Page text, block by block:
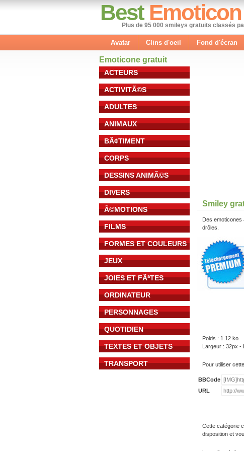
Best Emoticon
Plus de 95 000 smileys gratuits classés
Avatar Clins d'oeil Fond d'écran
Emoticone gratuit
ACTEURS
ACTIVITÃ©S
ADULTES
ANIMAUX
BÃ¢TIMENT
CORPS
DESSINS ANIMÃ©S
DIVERS
Ã©MOTIONS
FILMS
FORMES ET COULEURS
JEUX
JOIES ET FÃªTES
ORDINATEUR
PERSONNAGES
QUOTIDIEN
TEXTES ET OBJETS
TRANSPORT
Smiley
Des
drôles.
Poids : 1.12 ko
Largeur : 32px -
Pour utiliser
BBCode
URL
Cette catégorie
disposition et